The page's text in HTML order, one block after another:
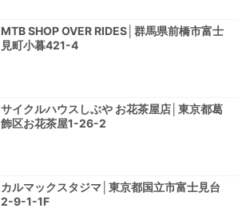
MTB SHOP OVER RIDES│群馬県前橋市富士
見町小暮421-4
サイクルハウスしぶや お花茶屋店│東京都葛
飾区お花茶屋1-26-2
カルマックスタジマ│東京都国立市富士見台
2-9-1-1F